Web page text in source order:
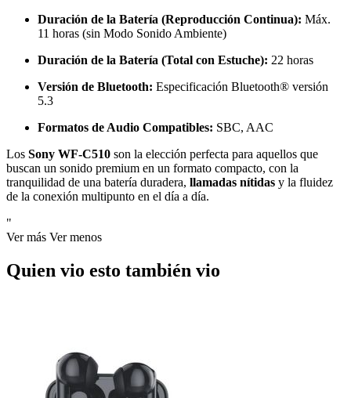
Duración de la Batería (Reproducción Continua): Máx.
11 horas (sin Modo Sonido Ambiente)
Duración de la Batería (Total con Estuche): 22 horas
Versión de Bluetooth: Especificación Bluetooth® versión
5.3
Formatos de Audio Compatibles: SBC, AAC
Los Sony WF-C510 son la elección perfecta para aquellos que
buscan un sonido premium en un formato compacto, con la
tranquilidad de una batería duradera, llamadas nítidas y la fluidez
de la conexión multipunto en el día a día.
"
Ver más Ver menos
Quien vio esto también vio